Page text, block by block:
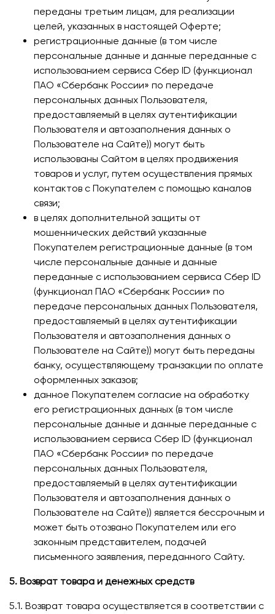
переданы третьим лицам, для реализации
целей, указанных в настоящей Оферте;
регистрационные данные (в том числе
персональные данные и данные переданные с
использованием сервиса Сбер ID (функционал
ПАО «Сбербанк России» по передаче
персональных данных Пользователя,
предоставляемый в целях аутентификации
Пользователя и автозаполнения данных о
Пользователе на Сайте)) могут быть
использованы Сайтом в целях продвижения
товаров и услуг, путем осуществления прямых
контактов с Покупателем с помощью каналов
связи;
в целях дополнительной защиты от
мошеннических действий указанные
Покупателем регистрационные данные (в том
числе персональные данные и данные
переданные с использованием сервиса Сбер ID
(функционал ПАО «Сбербанк России» по
передаче персональных данных Пользователя,
предоставляемый в целях аутентификации
Пользователя и автозаполнения данных о
Пользователе на Сайте)) могут быть переданы
банку, осуществляющему транзакции по оплате
оформленных заказов;
данное Покупателем согласие на обработку
его регистрационных данных (в том числе
персональные данные и данные переданные с
использованием сервиса Сбер ID (функционал
ПАО «Сбербанк России» по передаче
персональных данных Пользователя,
предоставляемый в целях аутентификации
Пользователя и автозаполнения данных о
Пользователе на Сайте)) является бессрочным и
может быть отозвано Покупателем или его
законным представителем, подачей
письменного заявления, переданного Сайту.
5. Возврат товара и денежных средств
5.1. Возврат товара осуществляется в соответствии с